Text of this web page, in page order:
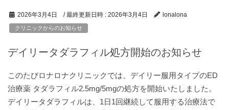
2026年3月4日 / 最終更新日時 : 2026年3月4日 lonalona
クリニックからのお知らせ
デイリータダラフィル処方開始のお知らせ
このたびロナロナクリニックでは、デイリー服用タイプのED
治療薬 タダラフィル2.5mg/5mgの処方を開始いたしました。
デイリータダラフィルは、1日1回継続して服用する治療法で